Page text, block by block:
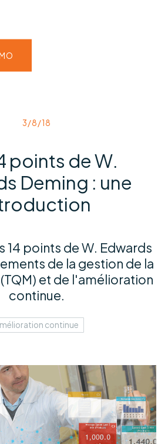
3/8/18
points de W.
Deming : une
14 points de W. Edwards
de la gestion de la
et de l'amélioration
continue.
continue